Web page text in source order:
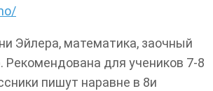
Эйлера, математика, заочный
Рекомендована для учеников 7-8
пишут наравне в 8и